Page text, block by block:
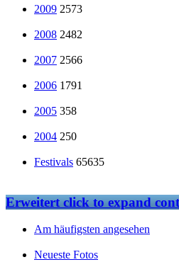
2009 2573
2008 2482
2007 2566
2006 1791
2005 358
2004 250
Festivals 65635
Erweitertclick to expand
Am häufigsten angesehen
Neueste Fotos